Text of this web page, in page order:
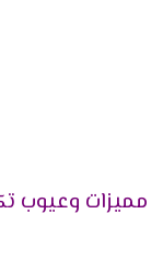
مميزات وعيوب